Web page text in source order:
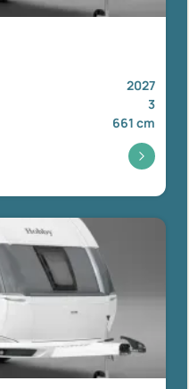
2027
3
661 cm